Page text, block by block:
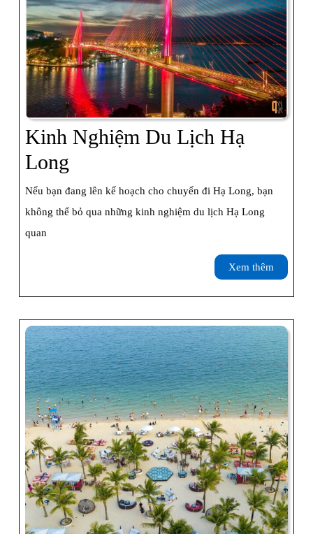
Kinh Nghiệm Du Lịch Hạ
Long
Nghiệm
Du
Nếu bạn đang lên kế hoạch cho chuyến đi Hạ Long, bạn
không thể bỏ qua những kinh nghiệm du lịch Hạ Long
quan
Xem thêm
thêm